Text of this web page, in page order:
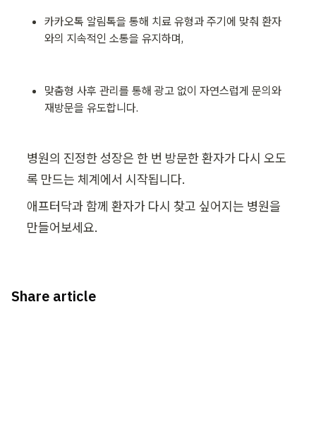
카카오톡 알림톡을 통해 치료 유형과 주기에 맞춰 환자
와의 지속적인 소통을 유지하며,
맞춤형 사후 관리를 통해 광고 없이 자연스럽게 문의와
재방문을 유도합니다.
병원의 진정한 성장은 한 번 방문한 환자가 다시 오도
록 만드는 체계에서 시작됩니다.
애프터닥과 함께 환자가 다시 찾고 싶어지는 병원을
만들어보세요.
Share article